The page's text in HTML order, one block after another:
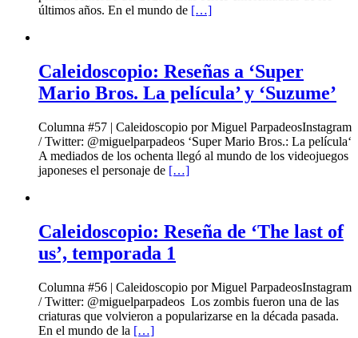
últimos años. En el mundo de […]
Caleidoscopio: Reseñas a ‘Super
Mario Bros. La película’ y ‘Suzume’
Columna #57 | Caleidoscopio por Miguel ParpadeosInstagram
/ Twitter: @miguelparpadeos ‘Super Mario Bros.: La película‘
A mediados de los ochenta llegó al mundo de los videojuegos
japoneses el personaje de […]
Caleidoscopio: Reseña de ‘The last of
us’, temporada 1
Columna #56 | Caleidoscopio por Miguel ParpadeosInstagram
/ Twitter: @miguelparpadeos Los zombis fueron una de las
criaturas que volvieron a popularizarse en la década pasada.
En el mundo de la […]